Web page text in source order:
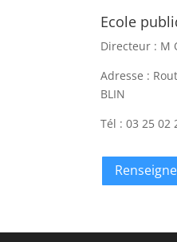
Ecole
Directeur : M
Adresse :
BLIN
Tél : 03 25 02